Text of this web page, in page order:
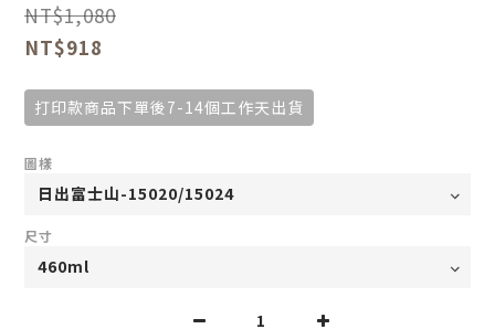
NT$1,080
NT$918
打印款商品下單後7-14個工作天出貨
圖樣
尺寸